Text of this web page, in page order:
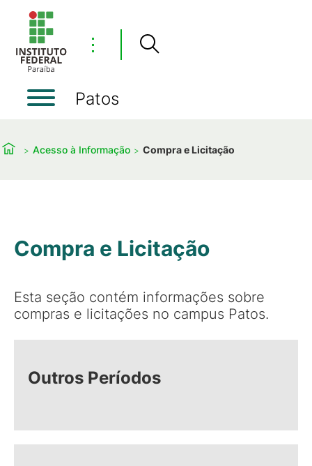
⋮
Patos
Acesso à Informação Compra e Licitação
Compra e Licitação
Esta seção contém informações sobre
compras e licitações no campus Patos.
Outros Períodos